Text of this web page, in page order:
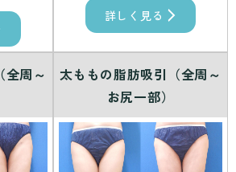
詳しく見る
全周～
太ももの脂肪吸引（全周～
お尻一部）